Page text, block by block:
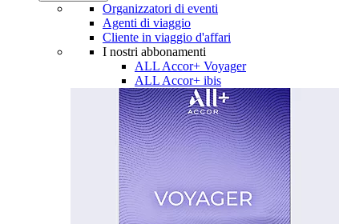
Organizzatori di eventi
Agenti di viaggio
Cliente in viaggio d'affari
I nostri abbonamenti
ALL Accor+ Voyager
ALL Accor+ ibis